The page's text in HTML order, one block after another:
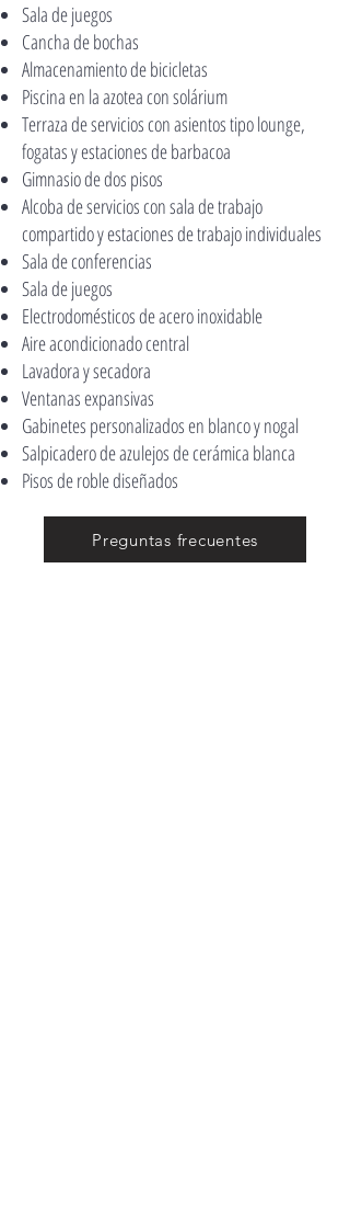
Sala de juegos
Cancha de bochas
Almacenamiento de bicicletas
Piscina en la azotea con solárium
Terraza de servicios con asientos tipo lounge,
fogatas y estaciones de barbacoa
Gimnasio de dos pisos
Alcoba de servicios con sala de trabajo
compartido y estaciones de trabajo individuales
Sala de conferencias
Sala de juegos
Electrodomésticos de acero inoxidable
Aire acondicionado central
Lavadora y secadora
Ventanas expansivas
Gabinetes personalizados en blanco y nogal
Salpicadero de azulejos de cerámica blanca
Pisos de roble diseñados
Preguntas frecuentes